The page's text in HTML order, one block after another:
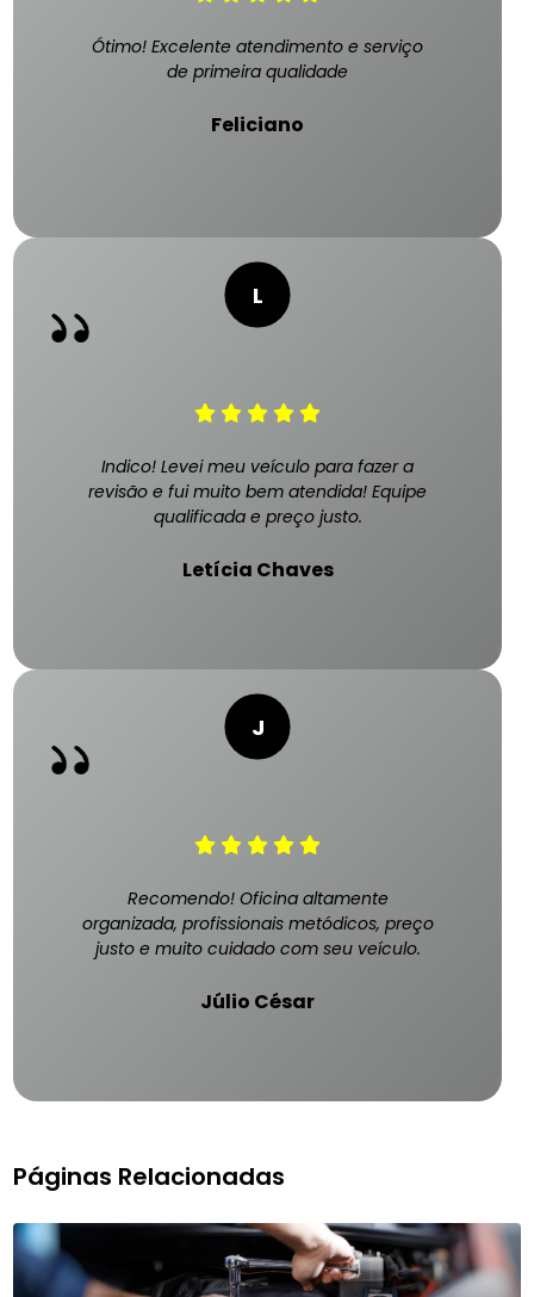
Ótimo! Excelente atendimento e serviço
de primeira qualidade
Feliciano
Indico! Levei meu veículo para fazer a
revisão e fui muito bem atendida! Equipe
qualificada e preço justo.
Letícia Chaves
Recomendo! Oficina altamente
organizada, profissionais metódicos, preço
justo e muito cuidado com seu veículo.
Júlio César
Páginas Relacionadas